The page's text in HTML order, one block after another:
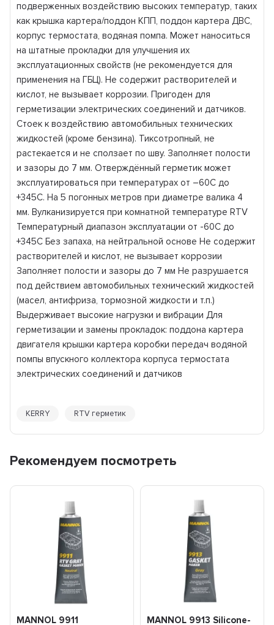
подверженных воздействию высоких температур, таких
как крышка картера/поддон КПП, поддон картера ДВС,
корпус термостата, водяная помпа. Может наноситься
на штатные прокладки для улучшения их
эксплуатационных свойств (не рекомендуется для
применения на ГБЦ). Не содержит растворителей и
кислот, не вызывает коррозии. Пригоден для
герметизации электрических соединений и датчиков.
Стоек к воздействию автомобильных технических
жидкостей (кроме бензина). Тиксотропный, не
растекается и не сползает по шву. Заполняет полости
и зазоры до 7 мм. Отверждённый герметик может
эксплуатироваться при температурах от –60C до
+345C. На 5 погонных метров при диаметре валика 4
мм. Вулканизируется при комнатной температуре RTV
Температурный диапазон эксплуатации от -60C до
+345C Без запаха, на нейтральной основе Не содержит
растворителей и кислот, не вызывает коррозии
Заполняет полости и зазоры до 7 мм Не разрушается
под действием автомобильных технический жидкостей
(масел, антифриза, тормозной жидкости и т.п.)
Выдерживает высокие нагрузки и вибрации Для
герметизации и замены прокладок: поддона картера
двигателя крышки картера коробки передач водяной
помпы впускного коллектора корпуса термостата
электрических соединений и датчиков
KERRY RTV герметик
Рекомендуем посмотреть
MANNOL 9911 MANNOL 9913 Silicone-